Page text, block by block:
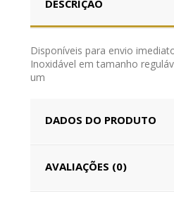
DESCRIÇÃO
Disponíveis para envio
Inoxidável em tamanho
um
DADOS DO PRODUTO
AVALIAÇÕES (0)